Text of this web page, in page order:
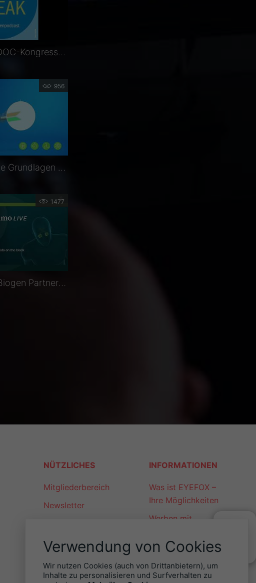
956
Wissenschaftliche Grundlagen zu Biosimilars
1477
OphthalmoLive Biogen Partner´s Satellite: Biosimilars – new kids on the block
KONTAKT
ZU
EYEFOX
NÜTZLICHES
Mitgliederbereich
Newsletter
INFORMATIONEN
Was ist EYEFOX –
Ihre Möglichkeiten
Werben mit
Kontakt
Datenschutz
Verwendung von Cookies
Wir nutzen Cookies (auch von Drittanbietern), um
Inhalte zu personalisieren und Surfverhalten zu